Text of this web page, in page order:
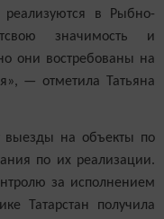
реализуются в Рыбно-
значимость и
они востребованы на
— отметила Татьяна
выезды на объекты по
по их реализации.
за исполнением
Татарстан получила